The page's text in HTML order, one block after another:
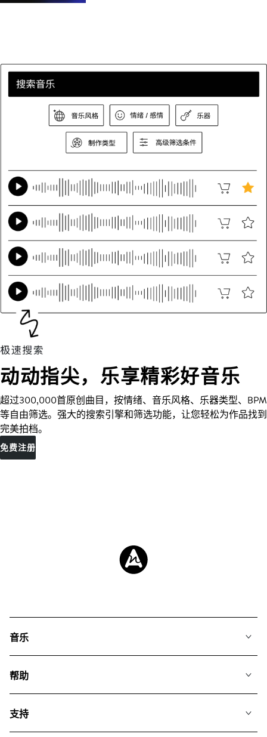
动动指尖，乐享精彩好音乐
超过300,000首原创曲目，按情绪、音乐风格、乐器类型、BPM
等自由筛选。强大的搜索引擎和筛选功能，让您轻松为作品找到
完美拍档。
免费注册
音乐
搜索
专辑
帮助
我们如何运用AI
支持